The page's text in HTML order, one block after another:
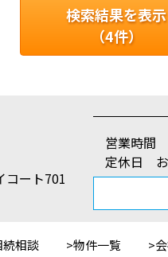
検索結果を表示
（4件）
コート701
営業時間
定休日
続相談 物件一覧